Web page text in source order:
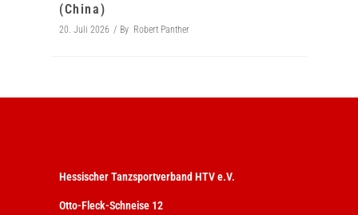
(China)
20. Juli 2026 By Robert Panther
Hessischer Tanzsportverband HTV e.V.
Otto-Fleck-Schneise 12